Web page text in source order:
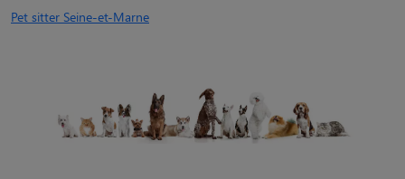
Pet sitter Seine-et-Marne